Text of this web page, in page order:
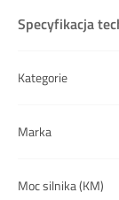
Specyfikacja
Kategorie
Marka
Moc silnika (KM)